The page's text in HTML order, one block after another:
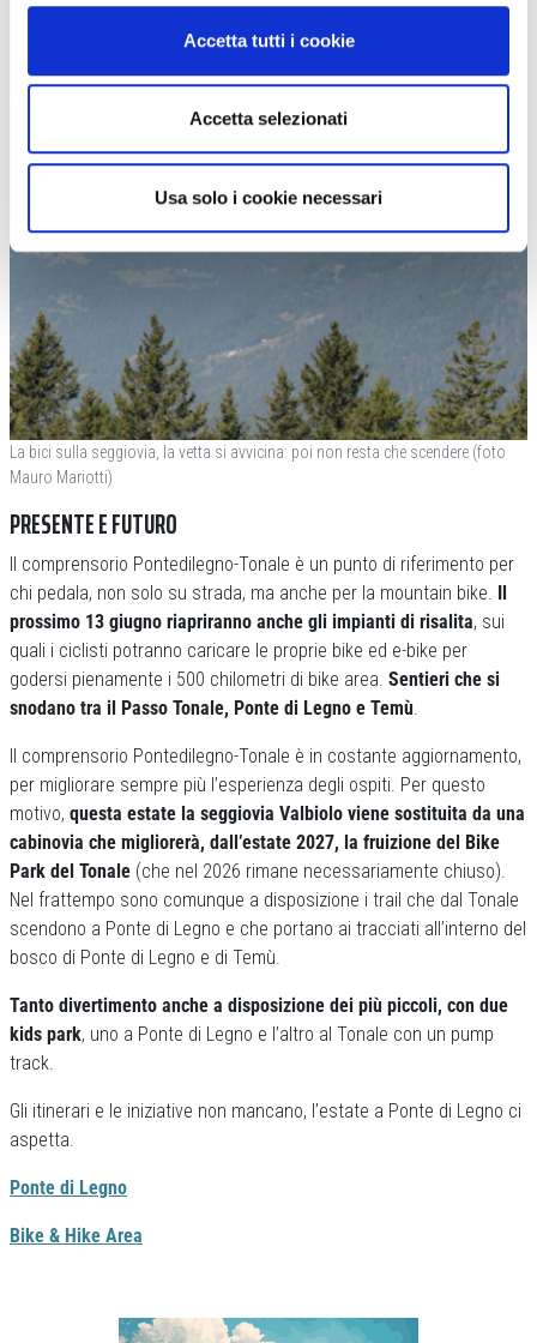
Accetta tutti i cookie
Accetta selezionati
Usa solo i cookie necessari
La bici sulla seggiovia, la vetta si avvicina: poi non resta che scendere (foto
Mauro Mariotti)
PRESENTE E FUTURO
Il comprensorio Pontedilegno-Tonale è un punto di riferimento per
chi pedala, non solo su strada, ma anche per la mountain bike. Il
prossimo 13 giugno riapriranno anche gli impianti di risalita, sui
quali i ciclisti potranno caricare le proprie bike ed e-bike per
godersi pienamente i 500 chilometri di bike area. Sentieri che si
snodano tra il Passo Tonale, Ponte di Legno e Temù
Il comprensorio Pontedilegno-Tonale è in costante aggiornamento,
per migliorare sempre più l’esperienza degli ospiti. Per questo
motivo, questa estate la seggiovia Valbiolo viene sostituita da una
cabinovia che migliorerà, dall’estate 2027, la fruizione del Bike
Park del Tonale (che nel 2026 rimane necessariamente chiuso).
Nel frattempo sono comunque a disposizione i trail che dal Tonale
scendono a Ponte di Legno e che portano ai tracciati all’interno del
bosco di Ponte di Legno e di Temù.
Tanto divertimento anche a disposizione dei più piccoli, con due
kids park, uno a Ponte di Legno e l’altro al Tonale con un pump
track.
Gli itinerari e le iniziative non mancano, l’estate a Ponte di Legno ci
aspetta.
Ponte di Legno
Bike & Hike Area
Previous